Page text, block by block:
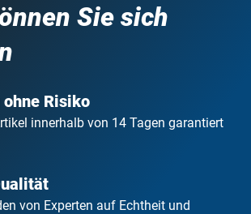
Sie sich
Risiko
innerhalb von 14 Tagen garantiert
von Experten auf Echtheit und